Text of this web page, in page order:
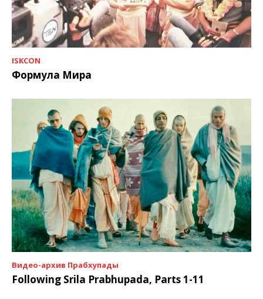
ISKCON
Формула Мира
Видео-архив Прабхупады
Following Srila Prabhupada, Parts 1-11